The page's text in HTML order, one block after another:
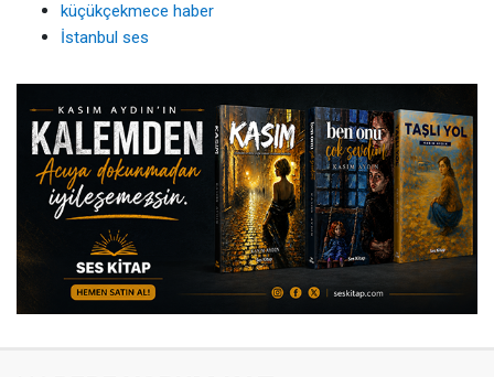
küçükçekmece haber
İstanbul ses